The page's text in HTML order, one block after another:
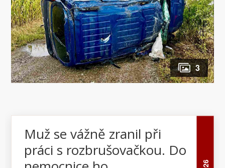
3
Muž se vážně zranil při
práci s rozbrušovačkou. Do